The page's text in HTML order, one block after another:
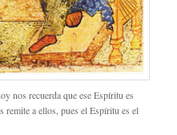
nos recuerda que ese Espíritu es
a ellos, pues el Espíritu es el